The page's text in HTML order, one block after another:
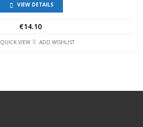
VIEW DETAILS
€14.10
QUICK VIEW ADD WISHLIST